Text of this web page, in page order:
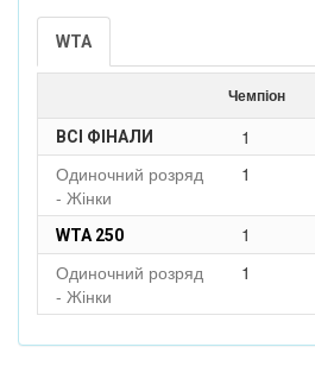
WTA
Чемпіон
ВСІ ФІНАЛИ 1
Одиночний розряд
- Жінки
1
WTA 250 1
Одиночний розряд
- Жінки
1